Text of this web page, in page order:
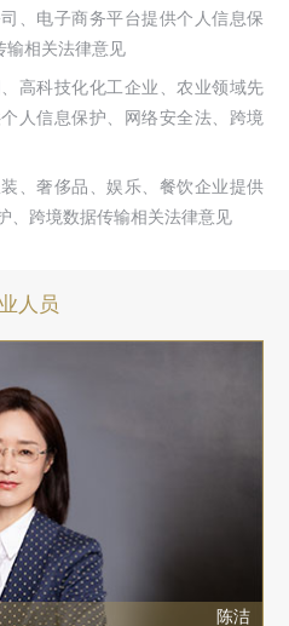
、电子商务平台提供个人信息保
输相关法律意见
高科技化化工企业、农业领域先
人信息保护、网络安全法、跨境
、奢侈品、娱乐、餐饮企业提供
、跨境数据传输相关法律意见
人员
陈洁